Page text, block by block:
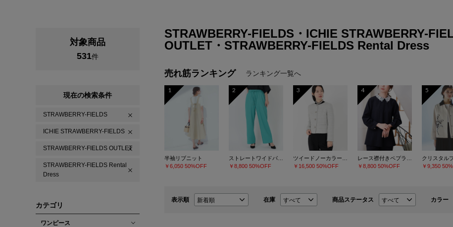
対象商品
531件
現在の検索条件
STRAWBERRY-FIELDS
ICHIE STRAWBERRY-FIELDS
STRAWBERRY-FIELDS OUTLET
STRAWBERRY-FIELDS Rental
Dress
カテゴリ
ワンピース
STRAWBERRY-FIELDS・ICHIE STRAWBERRY-
OUTLET・STRAWBERRY-FIELDS Rental Dress
売れ筋ランキング ランキング一覧へ
1
半袖リブニット
￥6,050 50%OFF
2
￥8,800 50%OFF
3
￥16,500 50%OFF
4
￥8,800 50%OFF
5
￥9,350
表示順 在庫 商品ステータス カラー